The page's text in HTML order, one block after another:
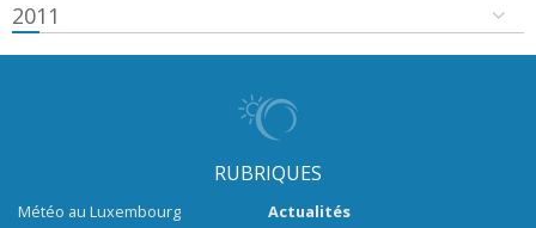
2011
RUBRIQUES
Météo au Luxembourg
Actualités